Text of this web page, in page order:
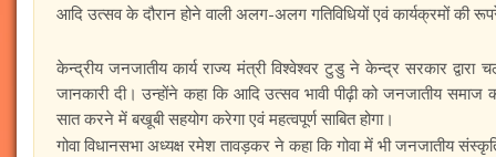
आदि उत्सव के दौरान होने वाली अलग-अलग गतिविधियों एवं कार्यक्रमों की
केन्द्रीय जनजातीय कार्य राज्य मंत्री विश्वेश्वर टुडु ने केन्द्र सरकार
जानकारी दी। उन्होंने कहा कि आदि उत्सव भावी पीढ़ी को जनजातीय
सात करने में बखूबी सहयोग करेगा एवं महत्वपूर्ण साबित होगा।
गोवा विधानसभा अध्यक्ष रमेश तावड़कर ने कहा कि गोवा में भी जनजातीय